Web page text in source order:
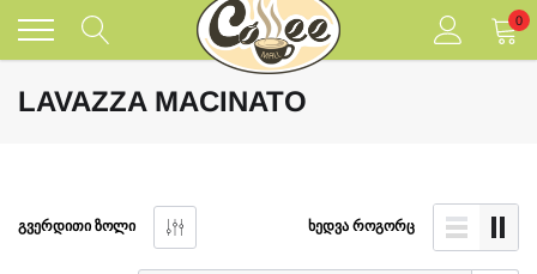
გადასვლა
0
LAVAZZA MACINATO
ᲒᲕᲔᲠᲓᲘᲗᲘ ᲖᲝᲚᲘ ᲮᲔᲓᲕᲐ ᲠᲝᲒᲝᲠᲪ